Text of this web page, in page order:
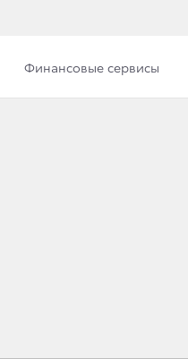
Финансовые сервисы